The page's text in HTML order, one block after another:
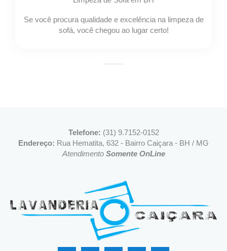
Se você procura qualidade e excelência na limpeza de
sofá, você chegou ao lugar certo!
Telefone: (31) 9.7152-0152
Endereço: Rua Hematita, 632 - Bairro Caiçara - BH / MG
Atendimento Somente OnLine